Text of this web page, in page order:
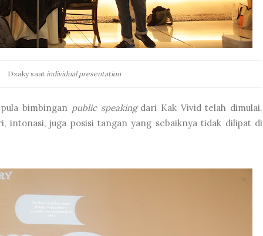
Dzaky saat individual presentation
bimbingan public speakingdari Kak Vivid telah dimulai.
intonasi, juga posisi tangan yang sebaiknya tidak dilipat di